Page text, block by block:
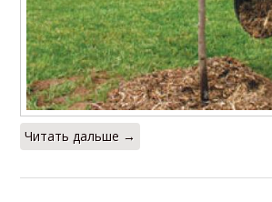
Читать дальше →